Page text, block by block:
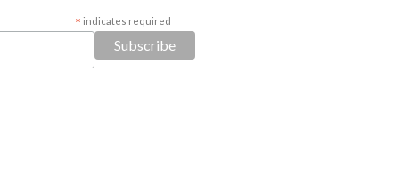
* indicates required